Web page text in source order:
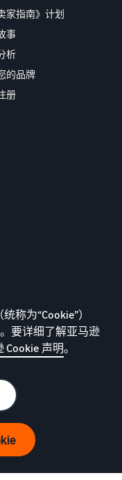
家指南》计划
事
析
的品牌
册
属公司。
称为“Cookie”）
要详细了解亚马逊
Cookie 声明。